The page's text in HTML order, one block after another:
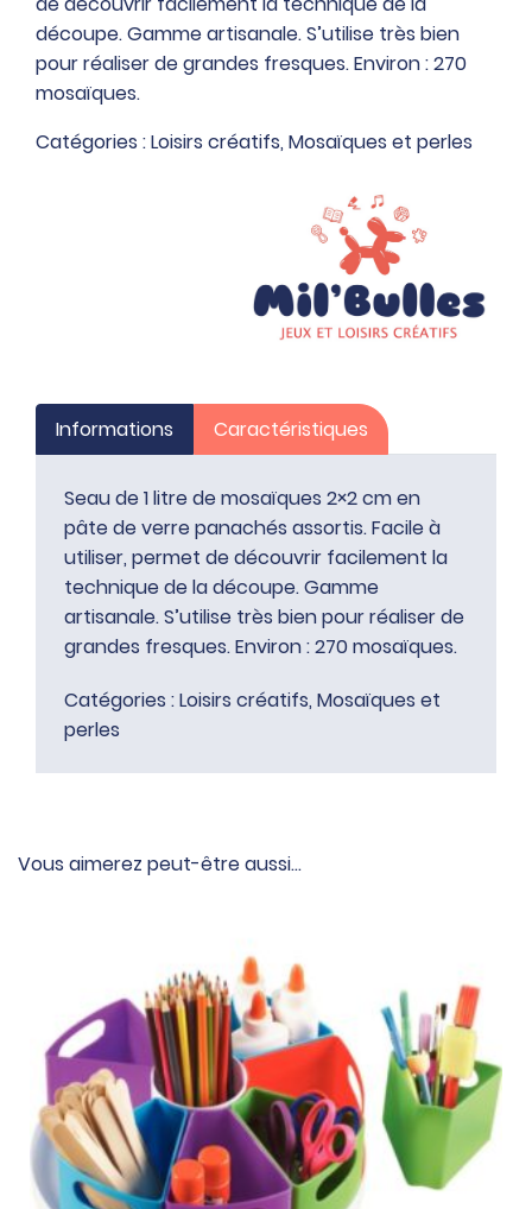
litre
de
mosaïques
2x2
cm
découpe. Gamme artisanale. S’utilise très bien
pour réaliser de grandes fresques. Environ : 270
mosaïques.
Catégories :Loisirs créatifs, Mosaïques et perles
Informations Caractéristiques
Seau de 1 litre de mosaïques 2×2 cm en
pâte de verre panachés assortis. Facile à
utiliser, permet de découvrir facilement la
technique de la découpe. Gamme
artisanale. S’utilise très bien pour réaliser de
grandes fresques. Environ : 270 mosaïques.
Catégories :Loisirs créatifs, Mosaïques et
perles
Vous aimerez peut-être aussi…